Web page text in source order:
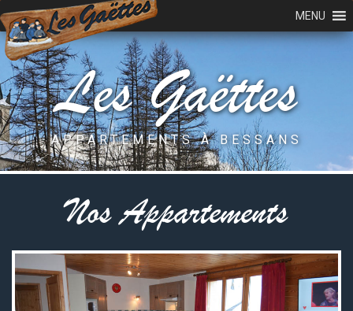
MENU
Les Gaëttes
APPARTEMENTS À BESSANS
Nos Appartements